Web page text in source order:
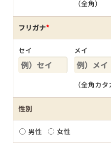
（全角）
フリガナ*
セイ メイ
（全角カタ
性別
男性 女性